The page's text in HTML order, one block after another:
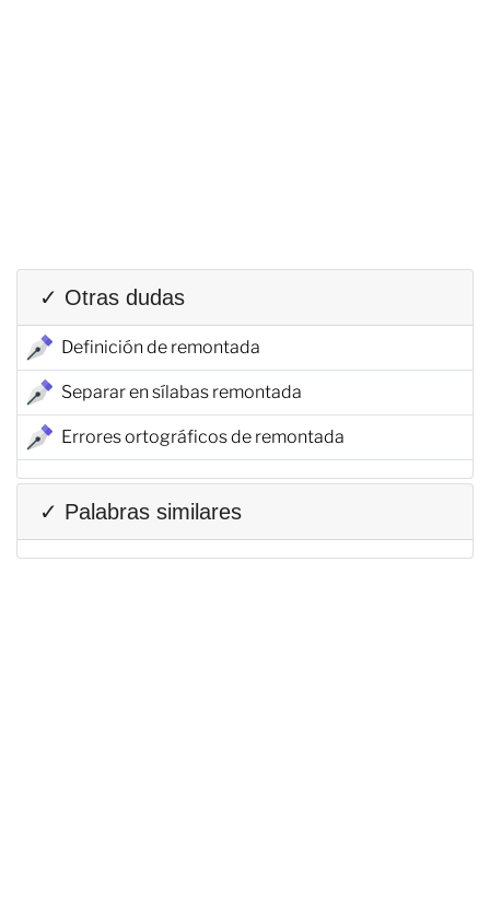
✓ Otras dudas
Definición de remontada
Separar en sílabas remontada
Errores ortográficos de remontada
✓ Palabras similares